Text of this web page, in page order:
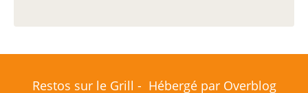
Restos sur le Grill - Hébergé par Overblog